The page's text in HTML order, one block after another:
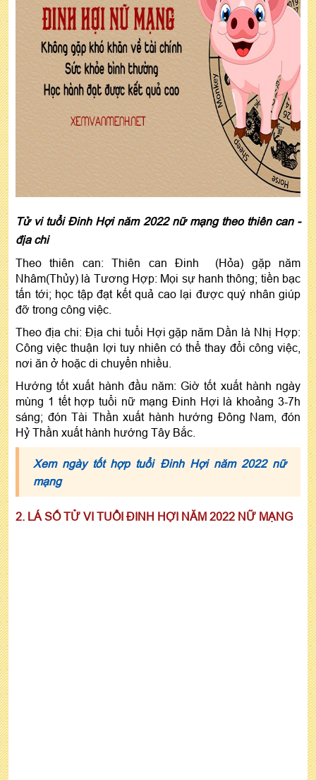
Tử vi tuổi Đinh Hợi năm 2022 nữ mạng theo thiên can -
địa chi
Theo thiên can: Thiên can Đinh (Hỏa) gặp năm
Nhâm(Thủy) là Tương Hợp: Mọi sự hanh thông; tiền bạc
tấn tới; học tập đạt kết quả cao lại được quý nhân giúp
đỡ trong công việc.
Theo địa chi: Địa chi tuổi Hợi gặp năm Dần là Nhị Hợp:
Công việc thuận lợi tuy nhiên có thể thay đổi công việc,
nơi ăn ở hoặc di chuyển nhiều.
Hướng tốt xuất hành đầu năm: Giờ tốt xuất hành ngày
mùng 1 tết hợp tuổi nữ mạng Đinh Hợi là khoảng 3-7h
sáng; đón Tài Thần xuất hành hướng Đông Nam, đón
Hỷ Thần xuất hành hướng Tây Bắc.
Xem ngày tốt hợp tuổi Đinh Hợi năm 2022 nữ
mạng
2. LÁ SỐ TỬ VI TUỔI ĐINH HỢI NĂM 2022 NỮ MẠNG